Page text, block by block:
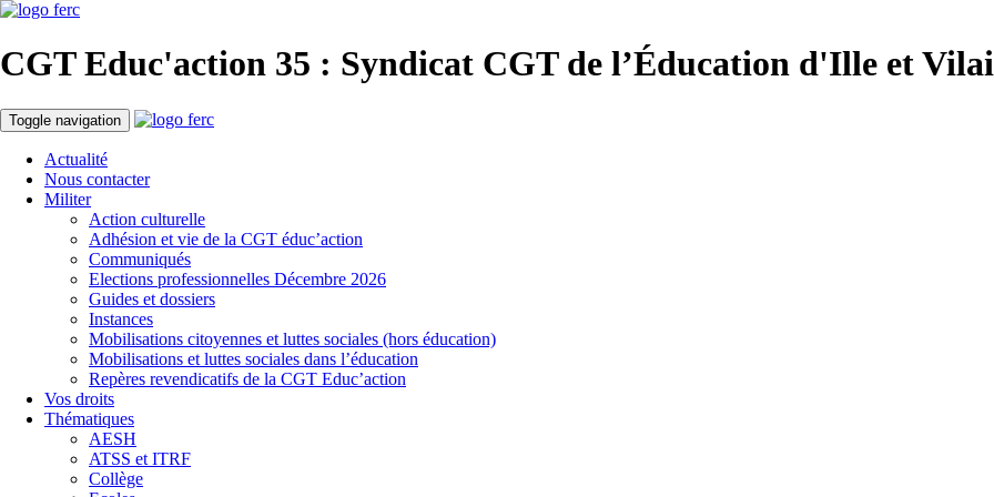
CGT Educ'action 35 : Syndicat CGT de l’Éducation d'Ille et
Toggle navigation
Actualité
Nous contacter
Militer
Action culturelle
Adhésion et vie de la CGT éduc’action
Communiqués
Elections professionnelles Décembre 2026
Guides et dossiers
Instances
Mobilisations citoyennes et luttes sociales (hors éducation)
Mobilisations et luttes sociales dans l’éducation
Repères revendicatifs de la CGT Educ’action
Vos droits
Thématiques
AESH
ATSS et ITRF
Collège